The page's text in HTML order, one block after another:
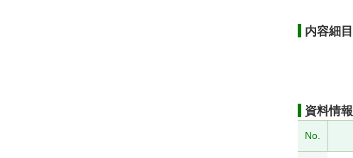
内容細目
資料情報
No.